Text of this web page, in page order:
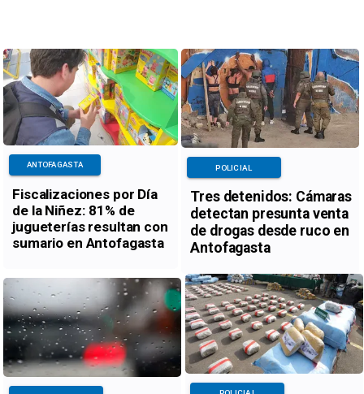
Fiscalizaciones por Día
de la Niñez: 81% de
jugueterías resultan con
sumario en Antofagasta
ANTOFAGASTA
Tres detenidos: Cámaras
detectan presunta venta
de drogas desde ruco en
Antofagasta
POLICIAL